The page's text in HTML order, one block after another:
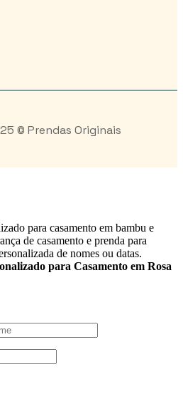
© Prendas Originais
para Casamento em Rosa